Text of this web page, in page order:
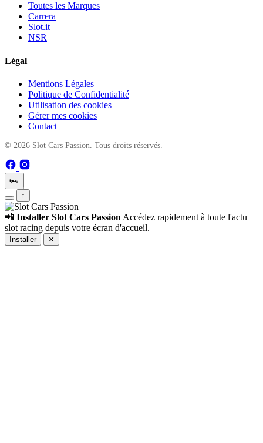
Toutes les Marques
Carrera
Slot.it
NSR
Légal
Mentions Légales
Politique de Confidentialité
Utilisation des cookies
Gérer mes cookies
Contact
© 2026 Slot Cars Passion. Tous droits réservés.
🏎️
↑
📲 Installer Slot Cars Passion Accédez rapidement à toute l'actu
slot racing depuis votre écran d'accueil.
Installer ✕